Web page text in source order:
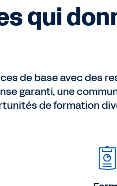
qui
de base avec des
garanti, une
de formation